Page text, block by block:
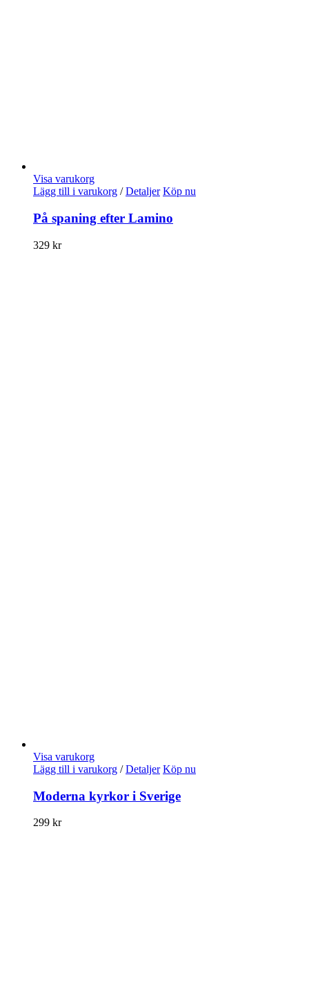
Visa varukorg
Lägg till i varukorg / Detaljer Köp nu
På spaning efter Lamino
329 kr
Visa varukorg
Lägg till i varukorg / Detaljer Köp nu
Moderna kyrkor i Sverige
299 kr